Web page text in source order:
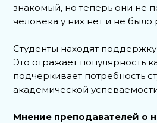
знакомый, но теперь они не
человека у них нет и не было
Студенты находят
Это отражает популярность
подчеркивает потребность
академической
Мнение преподавателей о